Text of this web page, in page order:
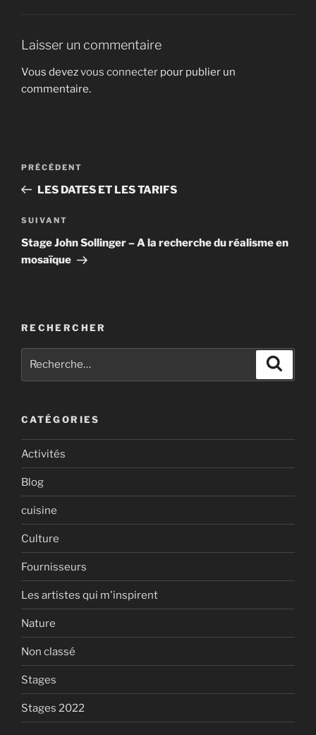
Laisser un commentaire
Vous devezvous connecter pour publier un
commentaire.
Navigation
l’article
Article
précédent
PRÉCÉDENT
LES DATES ET LES TARIFS
Article
suivant
SUIVANT
Stage John Sollinger – A la recherche du réalisme en
mosaïque
RECHERCHER
CATÉGORIES
Activités
Blog
cuisine
Culture
Fournisseurs
Les artistes qui m'inspirent
Nature
Non classé
Stages
Stages 2022